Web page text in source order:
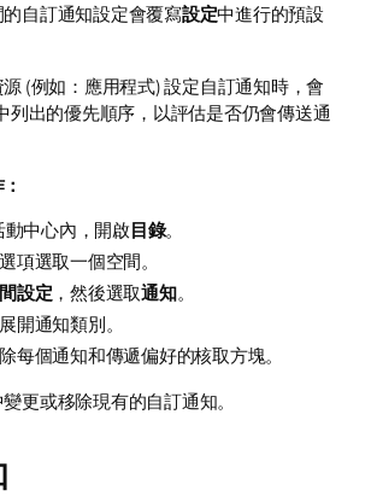
自訂通知設定會覆寫設定中進行的預設
(例如：應用程式) 設定自訂通知時，會
列出的優先順序，以評估是否仍會傳送通
動中心內，開啟目錄。
項選取一個空間。
設定 ，然後選取通知。
開通知類別。
每個通知和傳遞偏好的核取方塊。
更或移除現有的自訂通知。